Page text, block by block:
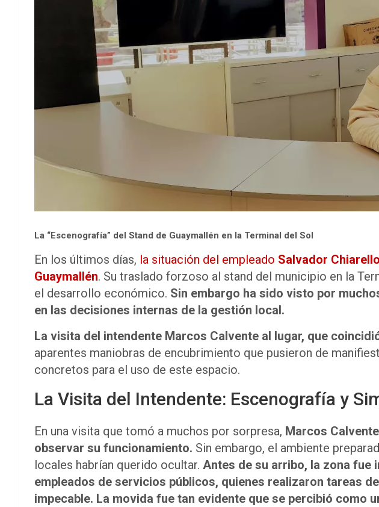
La “Escenografía” del Stand de Guaymallén en la Terminal del Sol
En los últimos días, la situación del empleado Salvador Chiarello
Guaymallén. Su traslado forzoso al stand del municipio en la
el desarrollo económico. Sin embargo ha sido visto por
en las decisiones internas de la gestión local.
La visita del intendente Marcos Calvente al lugar, que
aparentes maniobras de encubrimiento que pusieron de
concretos para el uso de este espacio.
La Visita del Intendente: Escenografía y
En una visita que tomó a muchos por sorpresa, Marcos
observar su funcionamiento. Sin embargo, el ambiente
locales habrían querido ocultar. Antes de su arribo, la zona
empleados de servicios públicos, quienes realizaron tareas
impecable. La movida fue tan evidente que se percibió como